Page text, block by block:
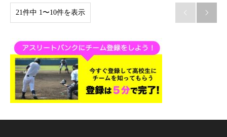
21件中 1〜10件を表示  